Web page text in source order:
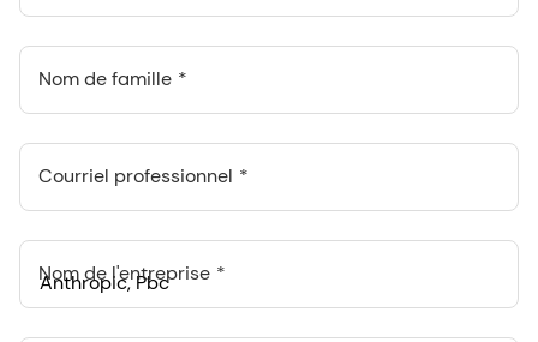
Nom de famille
Courriel professionnel
Nom de l'entreprise